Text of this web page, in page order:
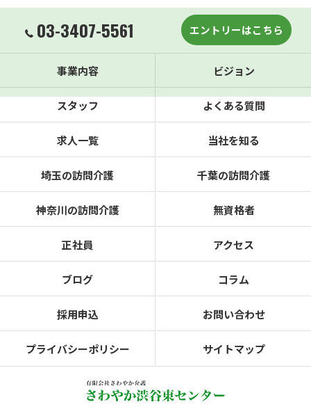
03-3407-5561 エントリーはこちら
事業内容 ビジョン
スタッフ よくある質問
求人一覧 当社を知る
埼玉の訪問介護 千葉の訪問介護
神奈川の訪問介護 無資格者
正社員 アクセス
ブログ コラム
採用申込 お問い合わせ
プライバシーポリシー サイトマップ